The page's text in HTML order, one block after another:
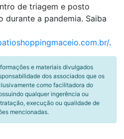
de triagem e posto
durante a pandemia. Saiba
.
e materiais divulgados
dos associados que os
como facilitadora do
qualquer ingerência ou
execução ou qualidade de
mencionadas.